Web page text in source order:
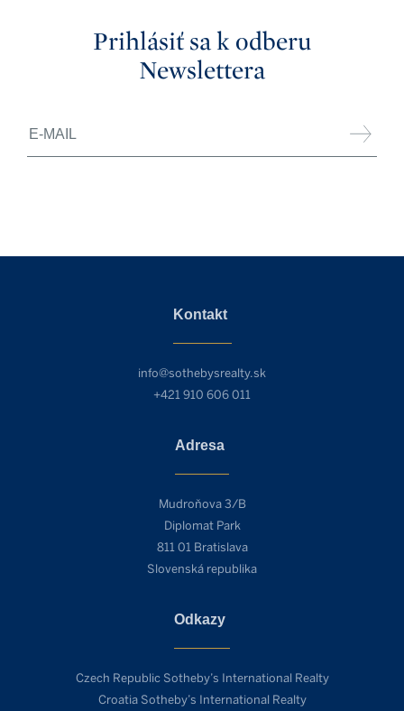
Prihlásiť sa k odberu
Newslettera
Kontakt
info@sothebysrealty.sk
+421 910 606 011
Adresa
Mudroňova 3/B
Diplomat Park
811 01 Bratislava
Slovenská republika
Odkazy
Czech Republic Sotheby’s International Realty
Croatia Sotheby’s International Realty